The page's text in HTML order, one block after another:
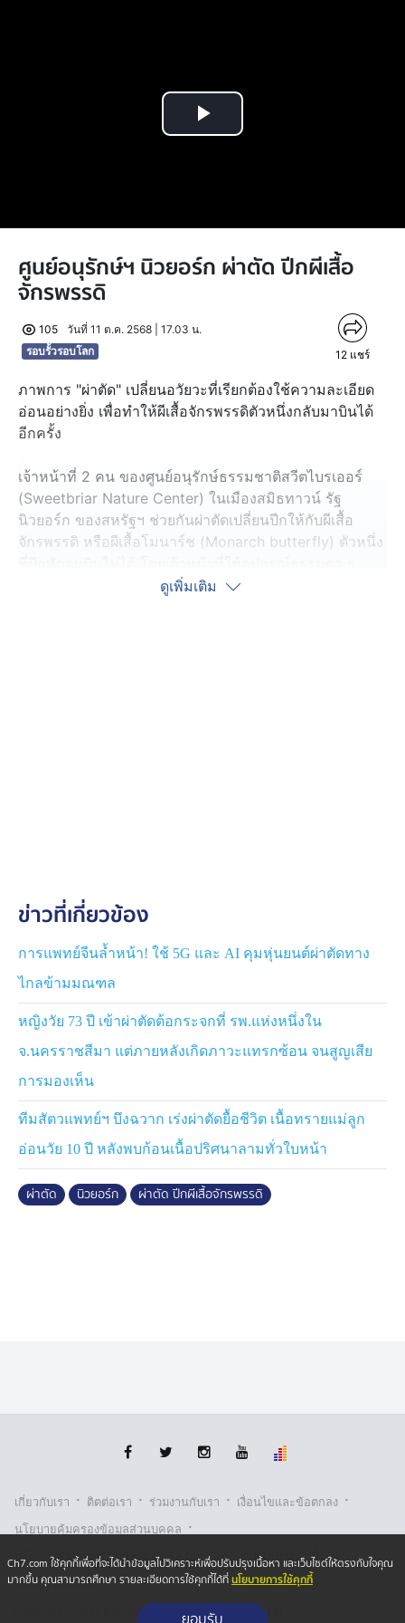
Play
ศูนย์อนุรักษ์ฯ นิวยอร์ก ผ่าตัด ปีกผีเสื้อ
จักรพรรดิ
105
วันที่ 11 ต.ค. 2568 | 17.03 น.
รอบรั้วรอบโลก
12 แชร์
ภาพการ "ผ่าตัด" เปลี่ยนอวัยวะที่เรียกต้องใช้ความละเอียด
อ่อนอย่างยิ่ง เพื่อทำให้ผีเสื้อจักรพรรดิตัวหนึ่งกลับมาบินได้
อีกครั้ง
เจ้าหน้าที่ 2 คน ของศูนย์อนุรักษ์ธรรมชาติสวีตไบรเออร์
(Sweetbriar Nature Center) ในเมืองสมิธทาวน์ รัฐ
นิวยอร์ก ของสหรัฐฯ ช่วยกันผ่าตัดเปลี่ยนปีกให้กับผีเสื้อ
จักรพรรดิ หรือผีเสื้อโมนาร์ช (Monarch butterfly) ตัวหนึ่ง
อย่าง กรรไกร, กาว, แป้งข้าวโพด และปีกจากผีเสื้อที่ตาย
หรือการไหลเวียนของเลือดที่ปลายปีก ดังนั้นกระบวนการนี้
ผีเสื้อจักรพรรดิหลายล้านตัวกำลังเตรียมตัวอพยพลงใต้ก่อน
ฤดูหนาว โดยพวกมันบินจะเป็นระยะทางประมาณ 4,500
กลางของเม็กซิโก
ดูเพิ่มเติม
ข่าวที่เกี่ยวข้อง
การแพทย์จีนล้ำหน้า! ใช้ 5G และ AI คุมหุ่นยนต์ผ่าตัดทาง
ไกลข้ามมณฑล
หญิงวัย 73 ปี เข้าผ่าตัดต้อกระจกที่ รพ.แห่งหนึ่งใน
จ.นครราชสีมา แต่ภายหลังเกิดภาวะแทรกซ้อน จนสูญเสีย
การมองเห็น
ทีมสัตวแพทย์ฯ บึงฉวาก เร่งผ่าตัดยื้อชีวิต เนื้อทรายแม่ลูก
อ่อนวัย 10 ปี หลังพบก้อนเนื้อปริศนาลามทั่วใบหน้า
ผ่าตัด นิวยอร์ก ผ่าตัด ปีกผีเสื้อจักรพรรดิ
เกี่ยวกับเรา · ติตต่อเรา · ร่วมงานกับเรา · เงื่อนไขและข้อตกลง ·
นโยบายคุ้มครองข้อมูลส่วนบุคคล ·
นโยบายคุ้มครองข้อมูลส่วนบุคคล (ออนไลน์) · นโยบายคุกกี้ ·
รับเรื่องร้องเรียน
Copyright © 2026 Bangkok Broadcasting & T.V. Co.,Ltd.
Ch7.com ใช้คุกกี้เพื่อที่จะได้นำข้อมูลไปวิเคราะห์เพื่อปรับปรุงเนื้อหา และเว็บไซต์ให้ตรงกับใจคุณ
มากขึ้น คุณสามารถศึกษา รายละเอียดการใช้คุกกี้ได้ที่นโยบายการใช้คุกกี้